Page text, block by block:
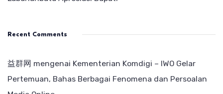
Recent Comments
益群网 mengenai Kementerian Komdigi – IWO Gelar
Pertemuan, Bahas Berbagai Fenomena dan Persoalan